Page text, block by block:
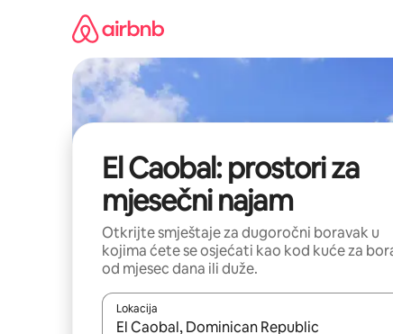
El Caobal: prostori za
mjesečni najam
Otkrijte smještaje za dugoročni boravak u
kojima ćete se osjećati kao kod kuće za
od mjesec dana ili duže.
Lokacija
Kad su rezultati dostupni, možete da se